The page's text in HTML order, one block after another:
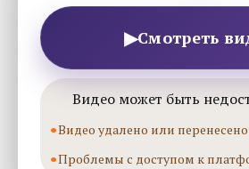
▶Смотреть
Видео может быть
Видео удалено или перенесено
Проблемы с доступом к